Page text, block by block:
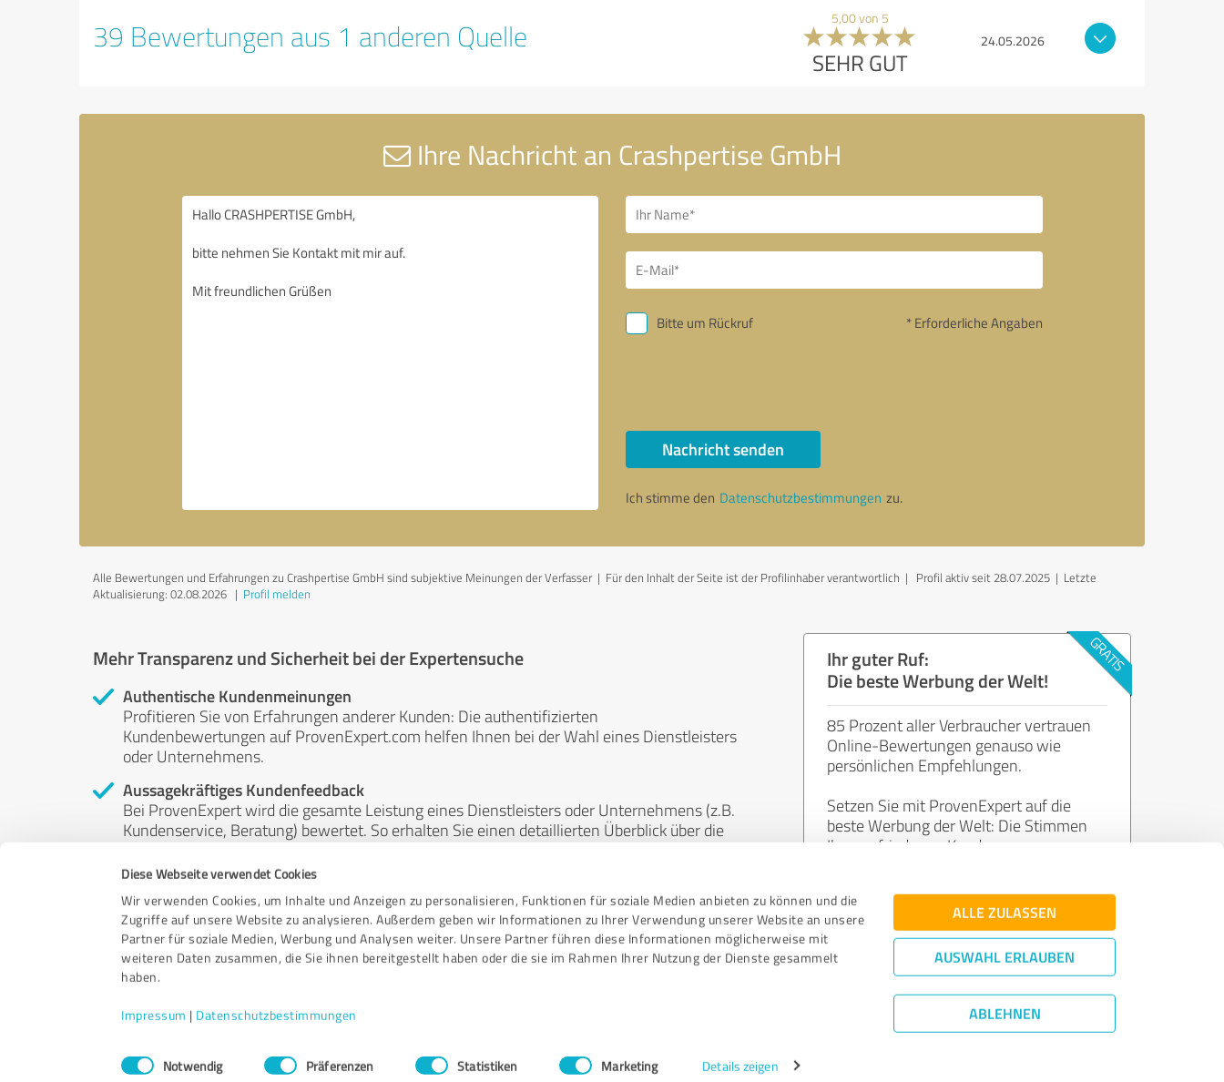
Diese Webseite verwendet Cookies
Wir verwenden Cookies, um Inhalte und Anzeigen zu personalisieren, Funktionen für soziale Medien anbieten zu können und die
Zugriffe auf unsere Website zu analysieren. Außerdem geben wir Informationen zu Ihrer Verwendung unserer Website an unsere
Partner für soziale Medien, Werbung und Analysen weiter. Unsere Partner führen diese Informationen möglicherweise mit
weiteren Daten zusammen, die Sie ihnen bereitgestellt haben oder die sie im Rahmen Ihrer Nutzung der Dienste gesammelt
haben.
Impressum | Datenschutzbestimmungen
Einwilligungsauswahl
Notwendig Präferenzen Statistiken Marketing Details zeigen
ALLE ZULASSEN
AUSWAHL ERLAUBEN
ABLEHNEN
39 Bewertungen aus 1 anderen Quelle 5,00 von 5
SEHR GUT
24.05.2026
Ihre Nachricht an Crashpertise GmbH
Bitte um Rückruf * Erforderliche Angaben
Nachricht senden
Ich stimme den Datenschutzbestimmungen zu.
Alle Bewertungen und Erfahrungen zu Crashpertise GmbH sind subjektive Meinungen der Verfasser | Für den Inhalt der Seite ist der Profilinhaber verantwortlich | Profil aktiv seit 28.07.2025 | Letzte
Aktualisierung: 02.08.2026 | Profil melden
Mehr Transparenz und Sicherheit bei der Expertensuche
Authentische Kundenmeinungen
Profitieren Sie von Erfahrungen anderer Kunden: Die authentifizierten
Kundenbewertungen auf ProvenExpert.com helfen Ihnen bei der Wahl eines Dienstleisters
oder Unternehmens.
Aussagekräftiges Kundenfeedback
Bei ProvenExpert wird die gesamte Leistung eines Dienstleisters oder Unternehmens (z.B.
Kundenservice, Beratung) bewertet. So erhalten Sie einen detaillierten Überblick über die
Unabhängige Bewertungen
ProvenExpert ist grundsätzlich kostenlos, unabhängig und neutral. Bewertungen von
Kunden erfolgen freiwillig, können nicht gekauft werden und sind weder finanziell noch
anderweitig beeinflussbar.
Ihr guter Ruf:
Die beste Werbung der Welt!
85 Prozent aller Verbraucher vertrauen
Online-Bewertungen genauso wie
persönlichen Empfehlungen.
Setzen Sie mit ProvenExpert auf die
beste Werbung der Welt: Die Stimmen
Ihrer zufriedenen Kunden.
Jetzt kostenlos starten
Bewertungs­richtlinien|Qualitätssicherung|Datenschutz|Impressum